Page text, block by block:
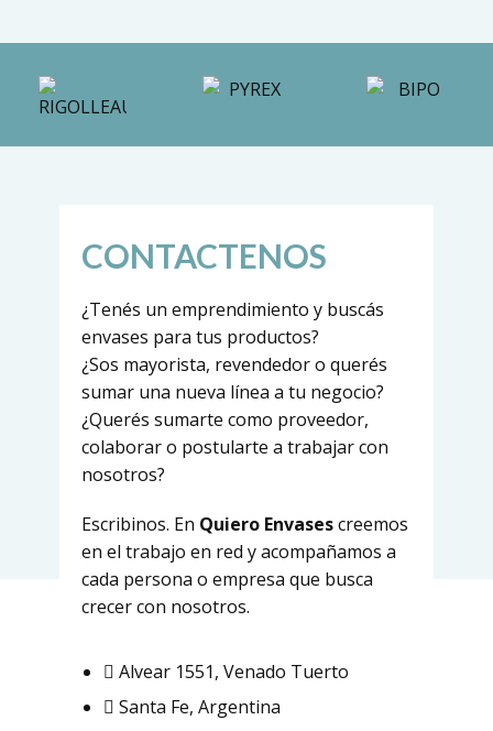
CONTACTENOS
¿Tenés un emprendimiento y buscás
envases para tus productos?
¿Sos mayorista, revendedor o querés
sumar una nueva línea a tu negocio?
¿Querés sumarte como proveedor,
colaborar o postularte a trabajar con
nosotros?
Escribinos. En Quiero Envasescreemos
en el trabajo en red y acompañamos a
cada persona o empresa que busca
crecer con nosotros.
Alvear 1551, Venado Tuerto
Santa Fe, Argentina